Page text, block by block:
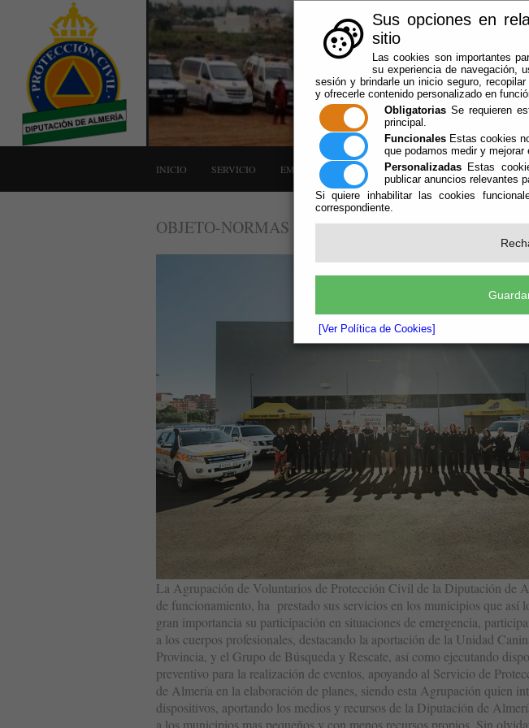
Sus opciones en
sitio
Las cookies son importantes
su experiencia de navegación,
sesión y brindarle un inicio seguro,
y ofrecerle contenido personalizado en
Obligatorias Se requieren
principal.
Funcionales Estas cookies
que podamos medir y mejorar
Personalizadas Estas
publicar anuncios relevantes
Si quiere inhabilitar las cookies
correspondiente.
[Ver Política de Cookies]
INICIO SERVICIO EMERGENCIAS LA AGRUPACIÓN AVISOS
OBJETO-NORMAS
La Agrupación de Voluntarios de Protección Civil de la Diputación de
de funcionamiento, ha prestado sus servicios en los municipios que así
gran importancia su participación en situaciones de emergencia,
a los cuerpos profesionales, destacando la aportación de la Unidad
Provincia, y el Grupo de Búsqueda y Rescate, así como ejecutando
preventivo para la realización de eventos, apoyando al Servicio de
de Almería en la elaboración de planes, siendo esta Agrupación quien
dispositivos, aportando los medios y recursos de la Diputación de
a los municipios mas pequeños y con menos recursos propios. Sin